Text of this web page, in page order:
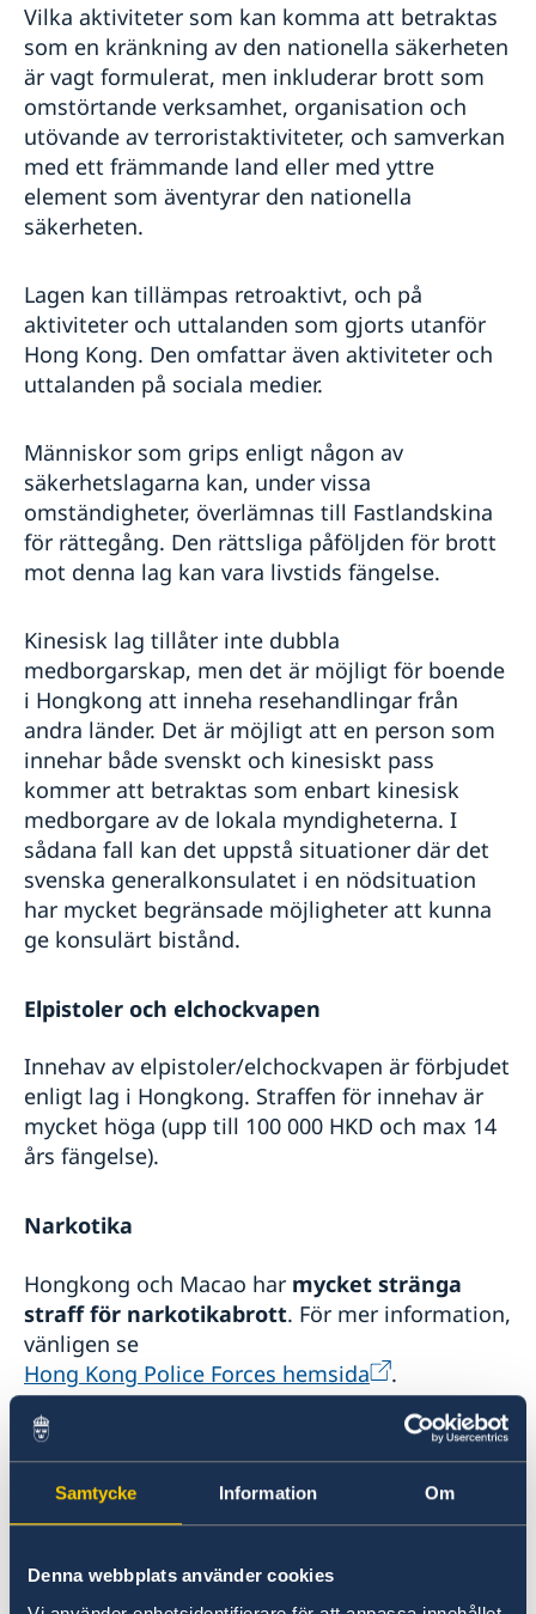
Samtycke Information Om
Denna webbplats använder cookies
Vilka aktiviteter som kan komma att betraktas
som en kränkning av den nationella säkerheten
är vagt formulerat, men inkluderar brott som
omstörtande verksamhet, organisation och
utövande av terroristaktiviteter, och samverkan
med ett främmande land eller med yttre
element som äventyrar den nationella
säkerheten.
Lagen kan tillämpas retroaktivt, och på
aktiviteter och uttalanden som gjorts utanför
Hong Kong. Den omfattar även aktiviteter och
uttalanden på sociala medier.
Människor som grips enligt någon av
säkerhetslagarna kan, under vissa
omständigheter, överlämnas till Fastlandskina
för rättegång. Den rättsliga påföljden för brott
mot denna lag kan vara livstids fängelse.
Kinesisk lag tillåter inte dubbla
medborgarskap, men det är möjligt för boende
i Hongkong att inneha resehandlingar från
andra länder. Det är möjligt att en person som
innehar både svenskt och kinesiskt pass
kommer att betraktas som enbart kinesisk
medborgare av de lokala myndigheterna. I
sådana fall kan det uppstå situationer där det
svenska generalkonsulatet i en nödsituation
har mycket begränsade möjligheter att kunna
ge konsulärt bistånd.
Elpistoler och elchockvapen
Innehav av elpistoler/elchockvapen är förbjudet
enligt lag i Hongkong. Straffen för innehav är
mycket höga (upp till 100 000 HKD och max 14
års fängelse).
Narkotika
Hongkong och Macao har mycket stränga
straff för narkotikabrott. För mer information,
vänligen se
Hong Kong Police Forces hemsida
.
Nikotin- och tobaksprodukter
Notera attrökförbudgäller på alla offentliga
platser, restauranger, barer, i kollektivtrafiken
där förbud råder straffas med böter om 3000